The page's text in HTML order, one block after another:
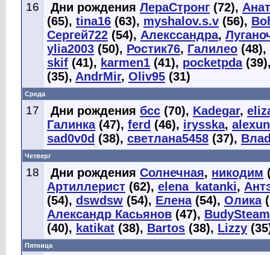
16 Дни рождения ЛераСтронг (72),
(65), tina16 (63), myshalov.s.v (56),
Сергей722 (54), Алекссандра,
ylia2003 (50), Ростик76, Галилео (48),
skif (41), karmen1 (41), pocketpda
(35), AndrMir, Oliv95 (31)
Среда
17 Дни рождения бсс (70), Kadegar,
Галинка(47), ferd (46), irysska,
sad0v0d (38), светлана5458 (37),
Четверг
18 Дни рождения Cолнечная, никодим
Артиллерист (62), elena_katanki,
(54), dswdsw (54), Eлена(54), Олика
Александр Касьянов (47), BudySteam
(40), katikat (38), Bartos (38), Lizzy
Пятница